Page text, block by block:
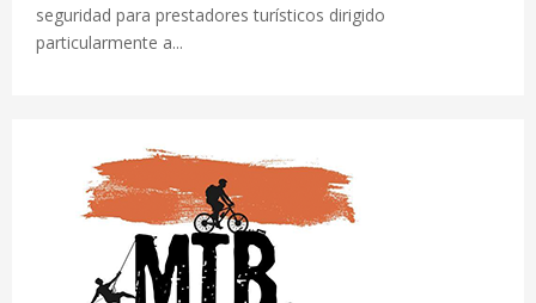
seguridad para prestadores turísticos dirigido
particularmente a...